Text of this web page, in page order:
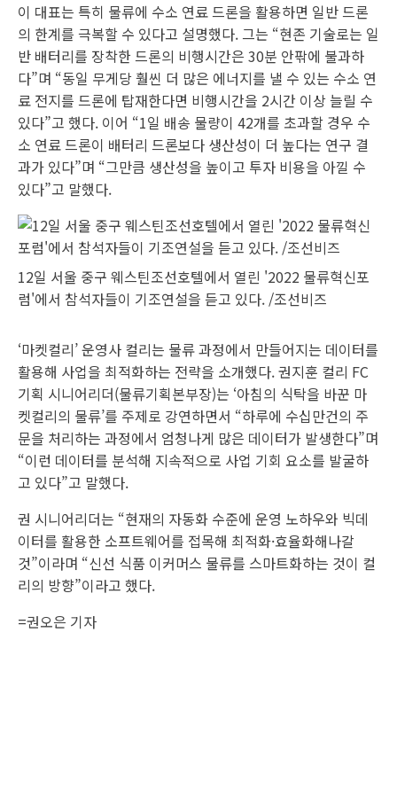
이 대표는 특히 물류에 수소 연료 드론을 활용하면 일반 드론
의 한계를 극복할 수 있다고 설명했다. 그는 “현존 기술로는 일
반 배터리를 장착한 드론의 비행시간은 30분 안팎에 불과하
다”며 “동일 무게당 훨씬 더 많은 에너지를 낼 수 있는 수소 연
료 전지를 드론에 탑재한다면 비행시간을 2시간 이상 늘릴 수
있다”고 했다. 이어 “1일 배송 물량이 42개를 초과할 경우 수
소 연료 드론이 배터리 드론보다 생산성이 더 높다는 연구 결
과가 있다”며 “그만큼 생산성을 높이고 투자 비용을 아낄 수
있다”고 말했다.
12일 서울 중구 웨스틴조선호텔에서 열린 '2022 물류혁신포
럼'에서 참석자들이 기조연설을 듣고 있다. /조선비즈
‘마켓컬리’ 운영사 컬리는 물류 과정에서 만들어지는 데이터를
활용해 사업을 최적화하는 전략을 소개했다. 권지훈 컬리 FC
기획 시니어리더(물류기획본부장)는 ‘아침의 식탁을 바꾼 마
켓컬리의 물류’를 주제로 강연하면서 “하루에 수십만건의 주
문을 처리하는 과정에서 엄청나게 많은 데이터가 발생한다”며
“이런 데이터를 분석해 지속적으로 사업 기회 요소를 발굴하
고 있다”고 말했다.
권 시니어리더는 “현재의 자동화 수준에 운영 노하우와 빅데
이터를 활용한 소프트웨어를 접목해 최적화·효율화해나갈
것”이라며 “신선 식품 이커머스 물류를 스마트화하는 것이 컬
리의 방향”이라고 했다.
=권오은 기자